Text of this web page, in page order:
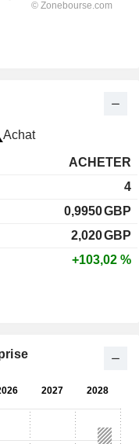
Achat
ACHETER
4
0,9950GBP
2,020GBP
+103,02 %